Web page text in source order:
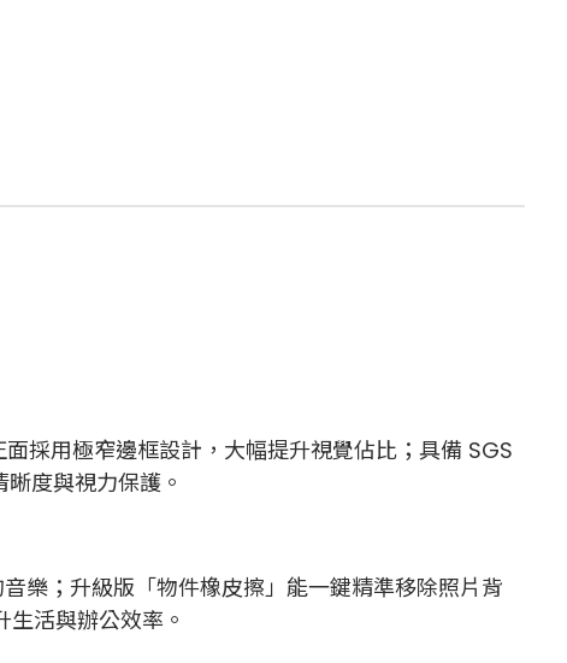
採用極窄邊框設計，大幅提升視覺佔比；具備 SGS
度與視力保護。
樂；升級版「物件橡皮擦」能一鍵精準移除照片背
活與辦公效率。